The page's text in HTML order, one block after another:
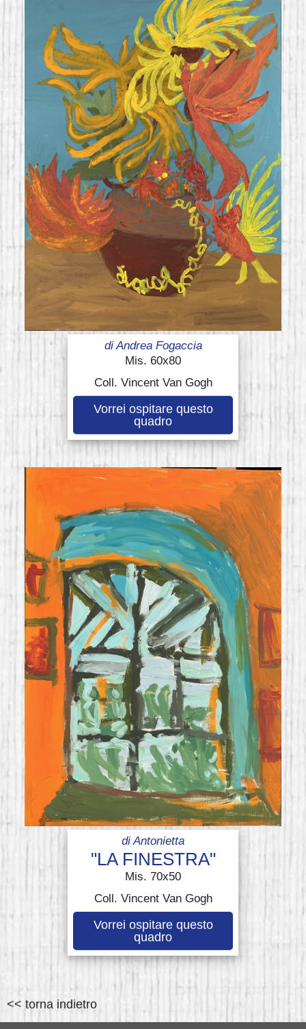
diAndrea Fogaccia
Mis. 60x80
Coll. Vincent Van Gogh
Vorrei ospitare questo
quadro
diAntonietta
"LA FINESTRA"
Mis. 70x50
Coll. Vincent Van Gogh
Vorrei ospitare questo
quadro
<< torna indietro